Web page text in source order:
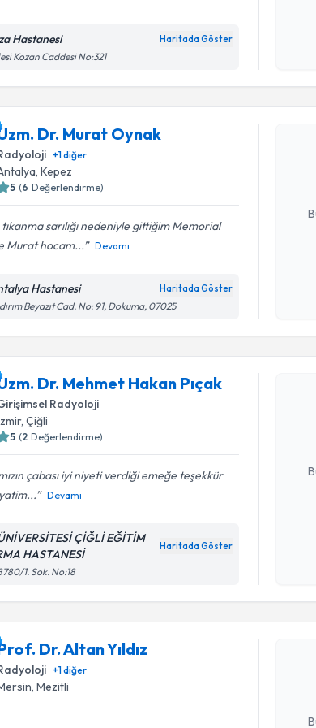
Hastanesi Haritada Göster
Kozan Caddesi No:321
Dr. Murat Oynak
+1diğer
,Kepez
5 (6 Değerlendirme)
sarılığı nedeniyle gittiğim Memorial
Murat hocam...
Devamı
Hastanesi Haritada Göster
Beyazıt Cad. No: 91, Dokuma, 07025
Randevu
Uzm. Dr.
Dr. Mehmet Hakan Pıçak
Radyoloji
,Çiğli
5 (2 Değerlendirme)
çabası iyi niyeti verdiği emeğe teşekkür
Devamı
ÇİĞLİ EĞİTİM
HASTANESİ
Haritada Göster
1. Sok. No:18
Dr. Altan Yıldız
+1diğer
,Mezitli
Randevu